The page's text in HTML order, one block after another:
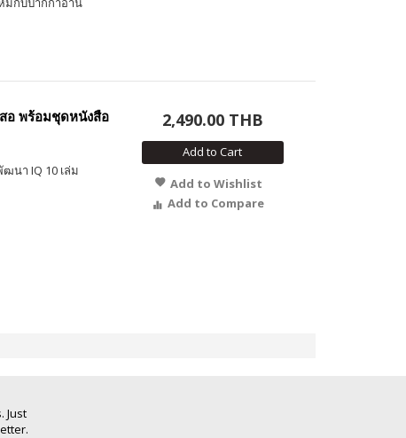
อ พร้อมชุดหนังสือ
นา IQ 10 เล่ม
2,490.00 THB
Add to Cart
Add to Wishlist
Add to Compare
Just